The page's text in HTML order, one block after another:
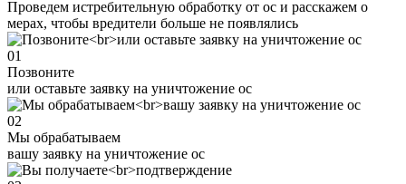
Проведем истребительную обработку от ос и расскажем о
мерах, чтобы вредители больше не появлялись
01
Позвоните
или оставьте заявку на уничтожение ос
02
Мы обрабатываем
вашу заявку на уничтожение ос